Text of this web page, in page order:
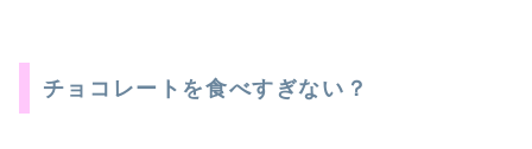
チョコレートを食べすぎない？